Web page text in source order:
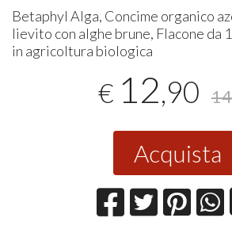
Betaphyl Alga, Concime organico
lievito con alghe brune, Flacone da
in agricoltura biologica
€ 12,90
Acquista